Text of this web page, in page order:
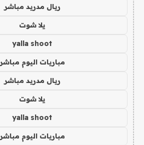
ريال مدريد مباشر
يلا شوت
yalla shoot
مباريات اليوم مباشر
ريال مدريد مباشر
يلا شوت
yalla shoot
مباريات اليوم مباشر